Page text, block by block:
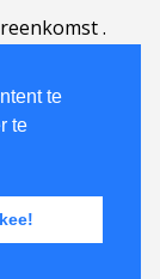
te
te
.
| Português